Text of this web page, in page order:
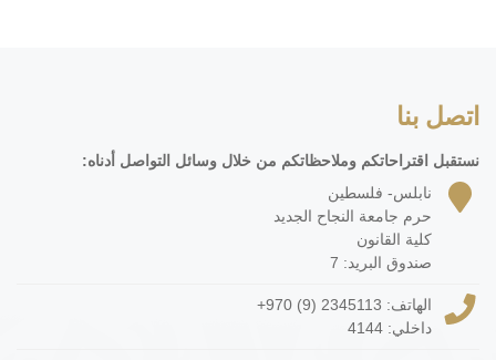
اتصل بنا
نستقبل اقتراحاتكم وملاحظاتكم من خلال وسائل التواصل أدناه:
نابلس- فلسطين
حرم جامعة النجاح الجديد
كلية القانون
صندوق البريد: 7
الهاتف: +970 (9) 2345113
داخلي: 4144